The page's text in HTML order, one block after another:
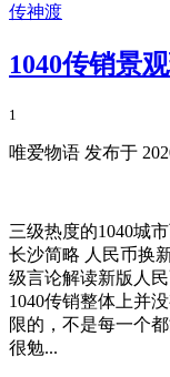
传神渡
1040传销景
1
唯爱物语 发布于
三级热度的1040城
长沙简略 人民币换
级言论解读新版人
1040传销整体上并
限的，不是每一个
很勉...